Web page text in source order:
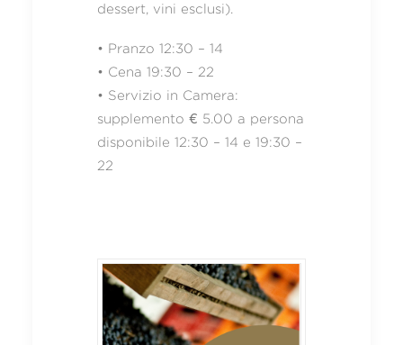
dessert, vini esclusi).
• Pranzo 12:30 – 14
• Cena 19:30 – 22
• Servizio in Camera:
supplemento € 5.00 a persona
disponibile 12:30 – 14 e 19:30 –
22